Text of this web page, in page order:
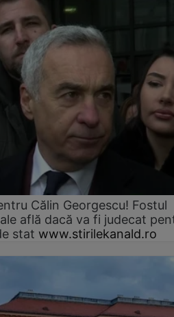
Călin Georgescu! Fostul
află dacă va fi judecat
stat www.stirilekanald.ro